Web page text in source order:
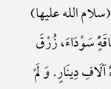
الله علیها)
سَوْدَاءَ، زُرْقَ
دِینَارٍ. وَ لَمْ